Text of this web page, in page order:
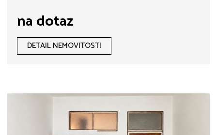
na dotaz
DETAIL NEMOVITOSTI